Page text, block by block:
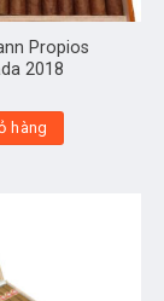
Propios
2018
hàng